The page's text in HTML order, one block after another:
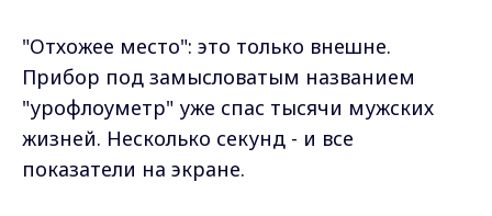
"Отхожее место": это только внешне.
Прибор под замысловатым названием
"урофлоуметр" уже спас тысячи мужских
жизней. Несколько секунд - и все
показатели на экране.